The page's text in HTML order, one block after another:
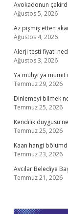
Avokadonun
Ağustos 5, 2026
Az pişmiş etten
Ağustos 4, 2026
Alerji testi fiyatı
Ağustos 3, 2026
Ya muhyi ya mumit
Temmuz 29, 2026
Dinlemeyi bilmek
Temmuz 25, 2026
Kendilik duygusu
Temmuz 25, 2026
Kaan hangi
Temmuz 23, 2026
Avcılar Belediye
Temmuz 21, 2026